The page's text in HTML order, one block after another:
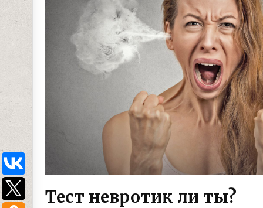
Тест невротик ли ты?